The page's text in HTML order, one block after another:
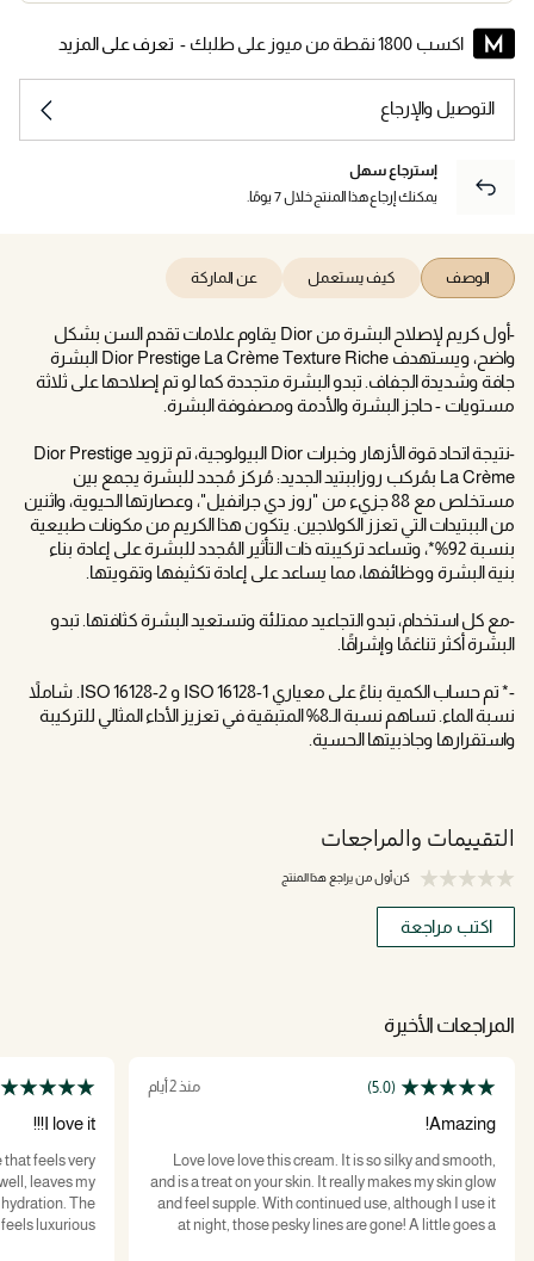
اكسب 1800 نقطة من ميوز على طلبك - تعرف على المزيد
التوصيل والإرجاع
إسترجاع سهل
يمكنك إرجاع هذا المنتج خلال 7 يومًا.
الوصف كيف يستعمل عن الماركة
-أول كريم لإصلاح البشرة من Dior يقاوم علامات تقدم السن بشكل
واضح، ويستهدف Dior Prestige La Crème Texture Riche البشرة
جافة وشديدة الجفاف. تبدو البشرة متجددة كما لو تم إصلاحها على ثلاثة
مستويات - حاجز البشرة والأدمة ومصفوفة البشرة.
-نتيجة اتحاد قوة الأزهار وخبرات Dior البيولوجية، تم تزويد Dior Prestige
La Crème بمُركب روزاببتيد الجديد: مُركز مُجدد للبشرة يجمع بين
مستخلص مع 88 جزيء من "روز دي جرانفيل"، وعصارتها الحيوية، واثنين
من الببتيدات التي تعزز الكولاجين. يتكون هذا الكريم من مكونات طبيعية
بنسبة 92%*، وتساعد تركيبته ذات التأثير المُجدد للبشرة على إعادة بناء
بنية البشرة ووظائفها، مما يساعد على إعادة تكثيفها وتقويتها.
-مع كل استخدام، تبدو التجاعيد ممتلئة وتستعيد البشرة كثافتها. تبدو
البشرة أكثر تناغمًا وإشراقًا.
-* تم حساب الكمية بناءً على معياري ISO 16128-1 و ISO 16128-2. شاملاً
نسبة الماء. تساهم نسبة الـ8% المتبقية في تعزيز الأداء المثالي للتركيبة
واستقرارها وجاذبيتها الحسية.
التقييمات والمراجعات
كن أول من يراجع هذا المنتج
اكتب مراجعة
المراجعات الأخيرة
(5.0) منذ 2 أيام
Amazing!
Love love love this cream. It is so silky and smooth,
and is a treat on your skin. It really makes my skin glow
and feel supple. With continued use, although I use it
at night, those pesky lines are gone! A little goes a
I love it!!!
that feels very
leaves my
The
luxurious.